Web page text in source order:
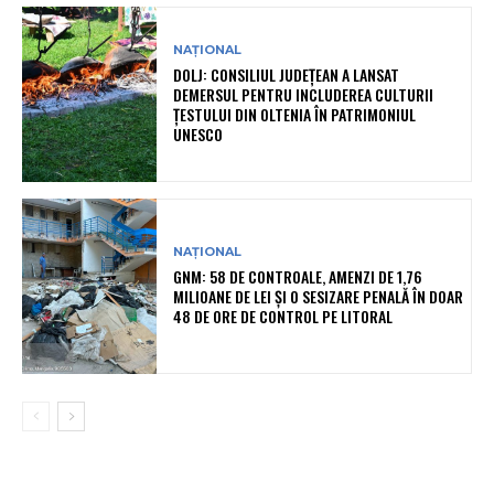
NAȚIONAL
DOLJ: CONSILIUL JUDEȚEAN A LANSAT
DEMERSUL PENTRU INCLUDEREA CULTURII
ȚESTULUI DIN OLTENIA ÎN PATRIMONIUL
UNESCO
NAȚIONAL
GNM: 58 DE CONTROALE, AMENZI DE 1,76
MILIOANE DE LEI ȘI O SESIZARE PENALĂ ÎN DOAR
48 DE ORE DE CONTROL PE LITORAL